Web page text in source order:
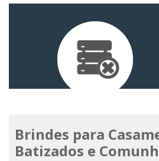
Brindes para
Batizados e